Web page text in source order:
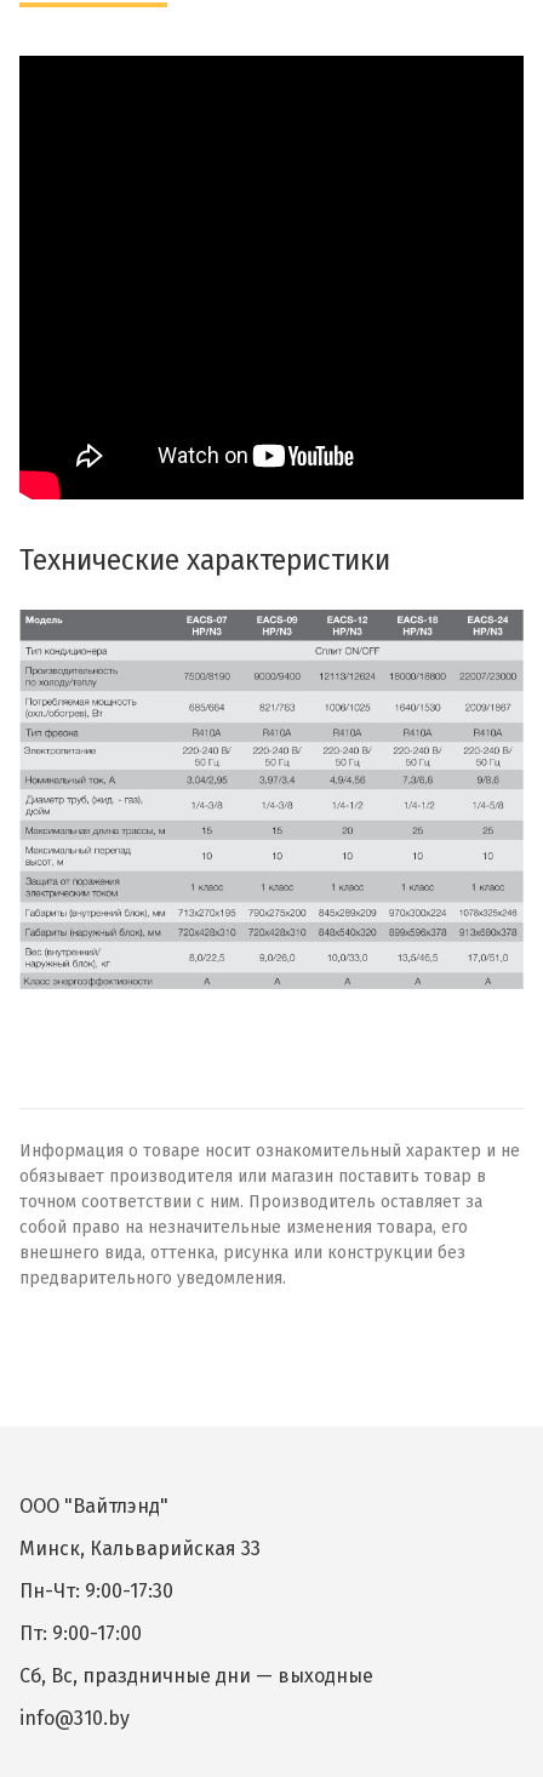
Технические характеристики
Информация о товаре носит ознакомительный характер и не
обязывает производителя или магазин поставить товар в
точном соответствии с ним. Производитель оставляет за
собой право на незначительные изменения товара, его
внешнего вида, оттенка, рисунка или конструкции без
предварительного уведомления.
ООО "Вайтлэнд"
Минск, Кальварийская 33
Пн-Чт: 9:00-17:30
Пт: 9:00-17:00
Сб, Вс, праздничные дни — выходные
info@310.by